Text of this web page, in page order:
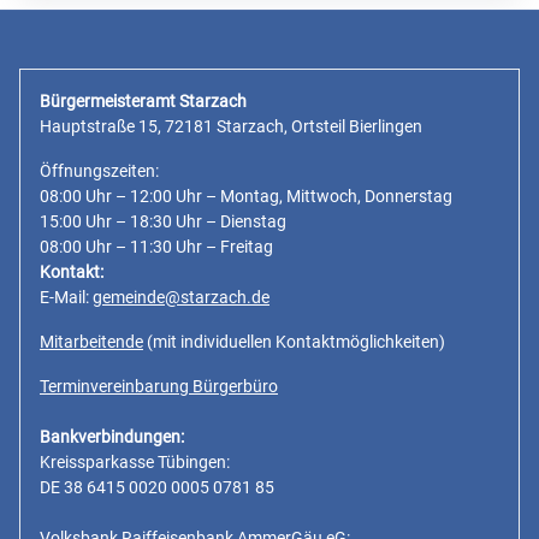
Bürgermeisteramt Starzach
Hauptstraße 15, 72181 Starzach, Ortsteil Bierlingen
Öffnungszeiten:
08:00 Uhr – 12:00 Uhr – Montag, Mittwoch, Donnerstag
15:00 Uhr – 18:30 Uhr – Dienstag
08:00 Uhr – 11:30 Uhr – Freitag
Kontakt:
E-Mail:gemeinde@starzach.de
Mitarbeitende (mit individuellen Kontaktmöglichkeiten)
Terminvereinbarung Bürgerbüro
Bankverbindungen:
Kreissparkasse Tübingen:
DE 38 6415 0020 0005 0781 85